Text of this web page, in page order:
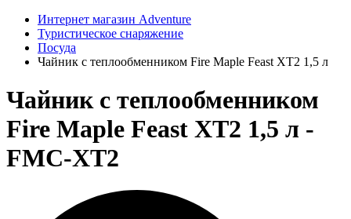
Интернет магазин Adventure
Туристическое снаряжение
Посуда
Чайник с теплообменником Fire Maple Feast XT2 1,5 л
Чайник с теплообменником
Fire Maple Feast XT2 1,5 л -
FMC-XT2